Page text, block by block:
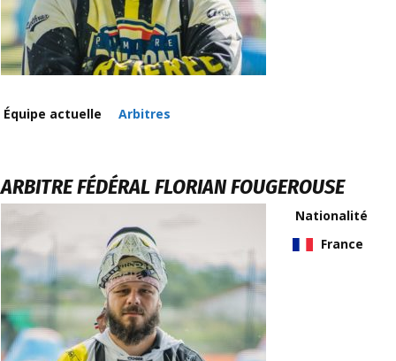
Équipe actuelle Arbitres
ARBITRE FÉDÉRALFLORIAN FOUGEROUSE
Nationalité
France